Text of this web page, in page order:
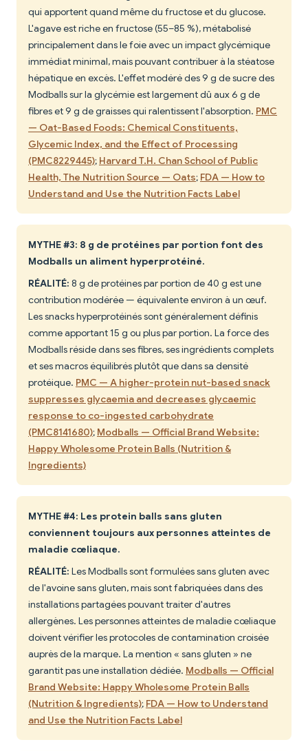
qui apportent quand même du fructose et du glucose.
L'agave est riche en fructose (55–85 %), métabolisé
principalement dans le foie avec un impact glycémique
immédiat minimal, mais pouvant contribuer à la stéatose
hépatique en excès. L'effet modéré des 9 g de sucre des
Modballs sur la glycémie est largement dû aux 6 g de
fibres et 9 g de graisses qui ralentissent l'absorption. PMC
— Oat-Based Foods: Chemical Constituents,
Glycemic Index, and the Effect of Processing
(PMC8229445); Harvard T.H. Chan School of Public
Health, The Nutrition Source — Oats; FDA — How to
Understand and Use the Nutrition Facts Label
MYTHE #3: 8 g de protéines par portion font des
Modballs un aliment hyperprotéiné.
RÉALITÉ: 8 g de protéines par portion de 40 g est une
contribution modérée — équivalente environ à un œuf.
Les snacks hyperprotéinés sont généralement définis
comme apportant 15 g ou plus par portion. La force des
Modballs réside dans ses fibres, ses ingrédients complets
et ses macros équilibrés plutôt que dans sa densité
protéique. PMC — A higher-protein nut-based snack
suppresses glycaemia and decreases glycaemic
response to co-ingested carbohydrate
(PMC8141680); Modballs — Official Brand Website:
Happy Wholesome Protein Balls (Nutrition &
Ingredients)
MYTHE #4: Les protein balls sans gluten
conviennent toujours aux personnes atteintes de
maladie cœliaque.
RÉALITÉ: Les Modballs sont formulées sans gluten avec
de l'avoine sans gluten, mais sont fabriquées dans des
installations partagées pouvant traiter d'autres
allergènes. Les personnes atteintes de maladie cœliaque
doivent vérifier les protocoles de contamination croisée
auprès de la marque. La mention « sans gluten » ne
garantit pas une installation dédiée. Modballs — Official
Brand Website: Happy Wholesome Protein Balls
(Nutrition & Ingredients); FDA — How to Understand
and Use the Nutrition Facts Label